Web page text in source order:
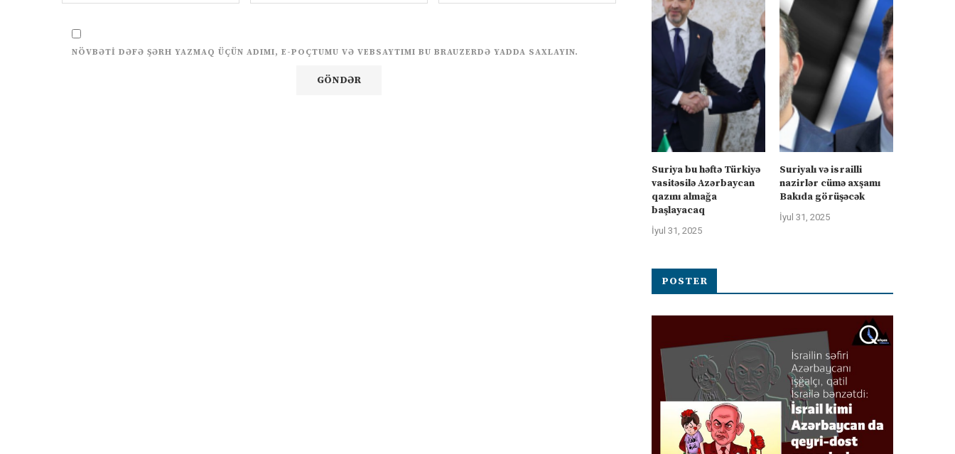
NÖVBƏTI DƏFƏ ŞƏRH YAZMAQ ÜÇÜN ADIMI, E-POÇTUMU VƏ VEBSAYTIMI BU BRAUZERDƏ YADDA SAXLAYIN.
Suriya bu həftə Türkiyə
vasitəsilə Azərbaycan
qazını almağa
başlayacaq
İyul 31, 2025
Suriyalı və israilli
nazirlər cümə axşamı
Bakıda görüşəcək
İyul 31, 2025
POSTER